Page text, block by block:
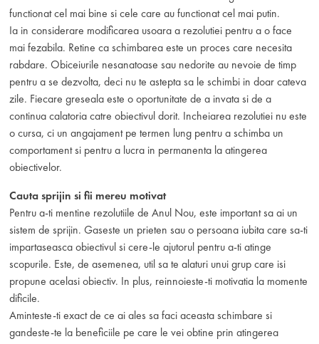
functionat cel mai bine si cele care au functionat cel mai putin.
Ia in considerare modificarea usoara a rezolutiei pentru a o face
mai fezabila. Retine ca schimbarea este un proces care necesita
rabdare. Obiceiurile nesanatoase sau nedorite au nevoie de timp
pentru a se dezvolta, deci nu te astepta sa le schimbi in doar cateva
zile. Fiecare greseala este o oportunitate de a invata si de a
continua calatoria catre obiectivul dorit. Incheiarea rezolutiei nu este
o cursa, ci un angajament pe termen lung pentru a schimba un
comportament si pentru a lucra in permanenta la atingerea
obiectivelor.
Cauta sprijin si fii mereu motivat
Pentru a-ti mentine rezolutiile de Anul Nou, este important sa ai un
sistem de sprijin. Gaseste un prieten sau o persoana iubita care sa-ti
impartaseasca obiectivul si cere-le ajutorul pentru a-ti atinge
scopurile. Este, de asemenea, util sa te alaturi unui grup care isi
propune acelasi obiectiv. In plus, reinnoieste-ti motivatia la momente
dificile.
Aminteste-ti exact de ce ai ales sa faci aceasta schimbare si
gandeste-te la beneficiile pe care le vei obtine prin atingerea